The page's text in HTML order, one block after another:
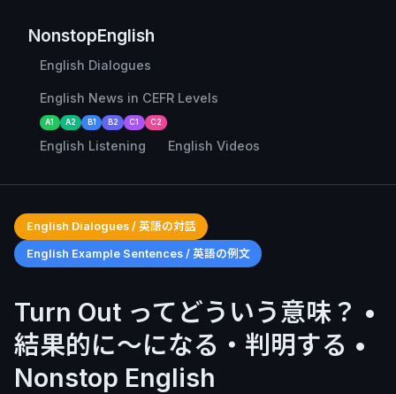
NonstopEnglish
English Dialogues
English News in CEFR Levels
A1 A2 B1 B2 C1 C2
English Listening English Videos
English Dialogues / 英語の対話
English Example Sentences / 英語の例文
Turn Out ってどういう意味？ •
結果的に〜になる・判明する •
Nonstop English